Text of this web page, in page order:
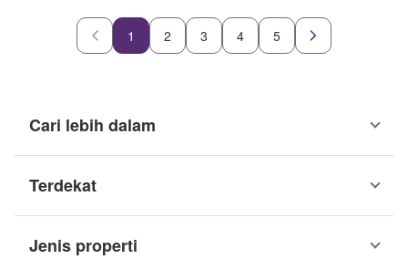
1 2 3 4 5
Cari lebih dalam
Terdekat
Jenis properti